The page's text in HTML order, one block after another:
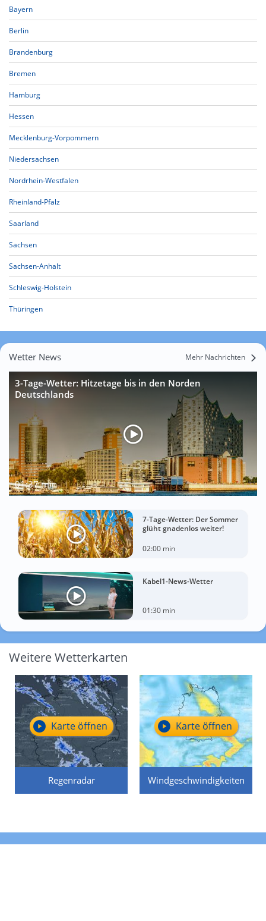
Bayern
Berlin
Brandenburg
Bremen
Hamburg
Hessen
Mecklenburg-Vorpommern
Niedersachsen
Nordrhein-Westfalen
Rheinland-Pfalz
Saarland
Sachsen
Sachsen-Anhalt
Schleswig-Holstein
Thüringen
Wetter News Mehr Nachrichten
3-Tage-Wetter: Hitzetage bis in den Norden
Deutschlands
01:37 min
7-Tage-Wetter: Der Sommer
glüht gnadenlos weiter!
02:00 min
Kabel1-News-Wetter
01:30 min
Weitere Wetterkarten
Regenradar
Karte öffnen
Windgeschwindigkeiten
Karte öffnen